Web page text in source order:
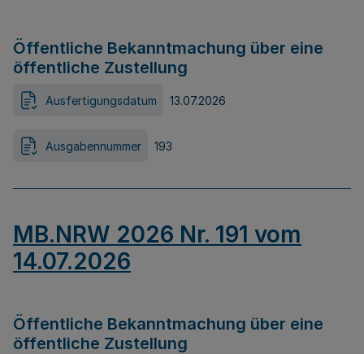
Öffentliche Bekanntmachung über eine
öffentliche Zustellung
Ausfertigungsdatum 13.07.2026
Ausgabennummer 193
MB.NRW 2026 Nr. 191 vom
14.07.2026
Öffentliche Bekanntmachung über eine
öffentliche Zustellung